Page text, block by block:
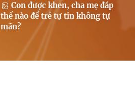
Con được khen, cha mẹ đáp
thế nào để trẻ tự tin không tự
mãn?